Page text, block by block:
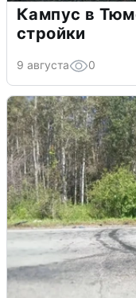
Кампус в
стройки
9 августа 0